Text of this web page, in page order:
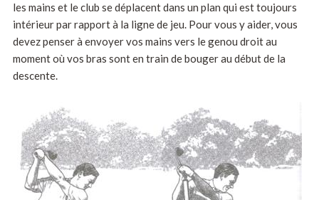
les mains et le club se déplacent dans un plan qui est toujours
intérieur par rapport à la ligne de jeu. Pour vous y aider, vous
devez penser à envoyer vos mains vers le genou droit au
moment où vos bras sont en train de bouger au début de la
descente.